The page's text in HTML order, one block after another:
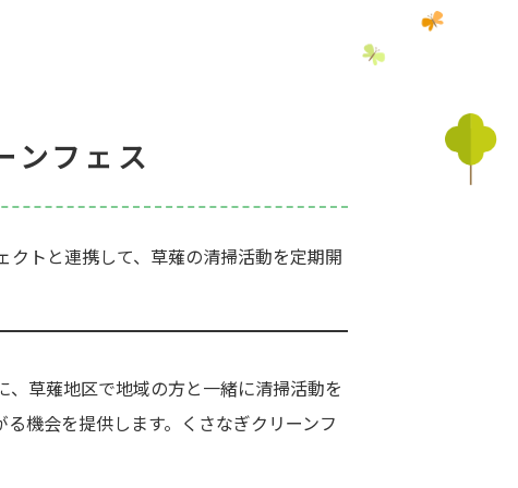
ンフェス
トと連携して、草薙の清掃活動を定期開
草薙地区で地域の方と一緒に清掃活動を
機会を提供します。くさなぎクリーンフ